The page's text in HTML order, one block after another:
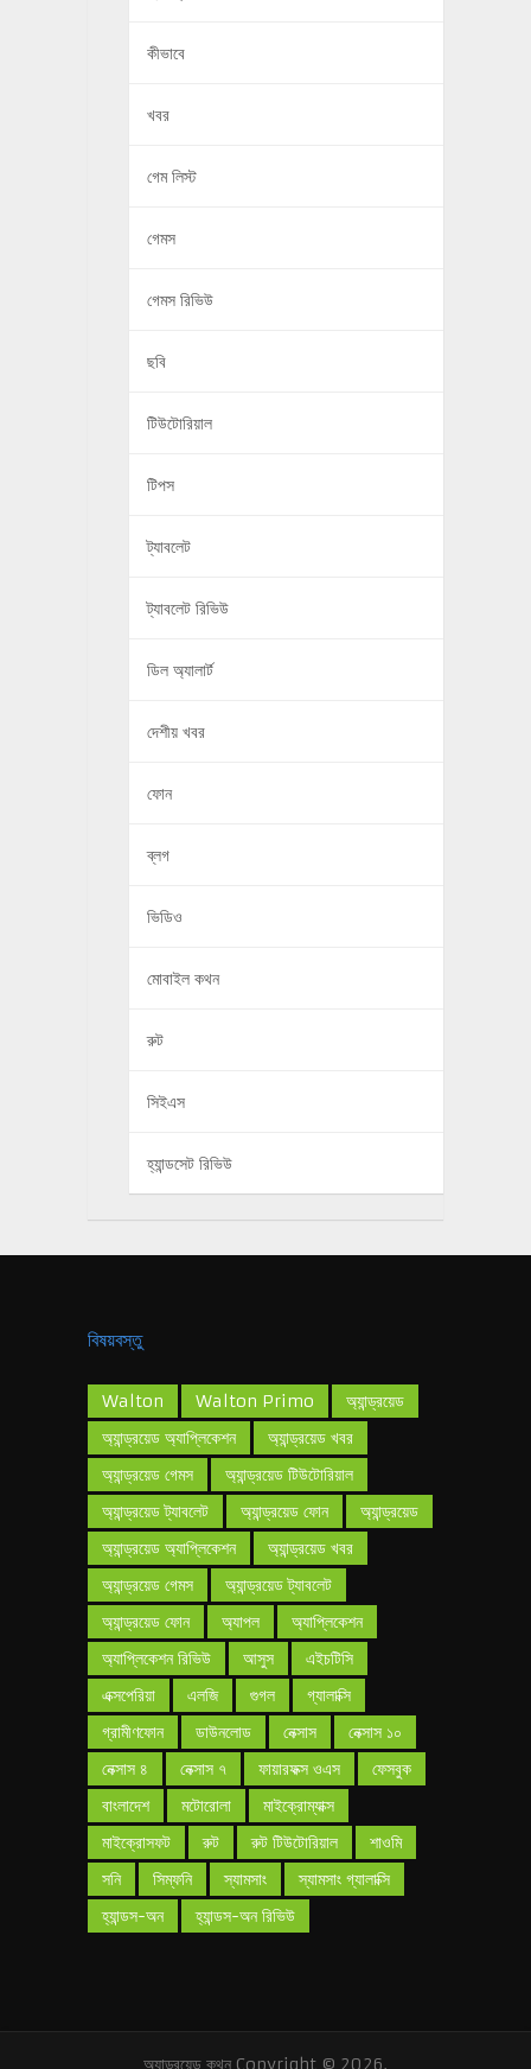
কীভাবে
খবর
গেম লিস্ট
গেমস
গেমস রিভিউ
ছবি
টিউটোরিয়াল
টিপস
ট্যাবলেট
ট্যাবলেট রিভিউ
ডিল অ্যালার্ট
দেশীয় খবর
ফোন
ব্লগ
ভিডিও
মোবাইল কথন
রুট
সিইএস
হ্যান্ডসেট রিভিউ
বিষয়বস্তু
Walton Walton Primo
অ্যান্ড্রয়েড
অ্যান্ড্রয়েড অ্যাপ্লিকেশন
অ্যান্ড্রয়েড খবর
অ্যান্ড্রয়েড গেমস
অ্যান্ড্রয়েড টিউটোরিয়াল
অ্যান্ড্রয়েড ট্যাবলেট
অ্যান্ড্রয়েড ফোন
অ্যান্ড্রয়েড
অ্যান্ড্রয়েড অ্যাপ্লিকেশন
অ্যান্ড্রয়েড খবর
অ্যান্ড্রয়েড গেমস
অ্যান্ড্রয়েড ট্যাবলেট
অ্যান্ড্রয়েড ফোন
অ্যাপল
অ্যাপ্লিকেশন
অ্যাপ্লিকেশন রিভিউ
আসুস
এইচটিসি
এক্সপেরিয়া
এলজি গুগল
গ্যালাক্সি
গ্রামীণফোন
ডাউনলোড নেক্সাস
নেক্সাস ১০
নেক্সাস ৪
নেক্সাস ৭ ফায়ারফক্স ওএস
ফেসবুক
বাংলাদেশ
মটোরোলা
মাইক্রোম্যাক্স
মাইক্রোসফট
রুট রুট টিউটোরিয়াল
শাওমি
সনি
সিম্ফনি স্যামসাং
স্যামসাং গ্যালাক্সি
হ্যান্ডস-অন
হ্যান্ডস-অন রিভিউ
অ্যান্ড্রয়েড কথনCopyright © 2026.